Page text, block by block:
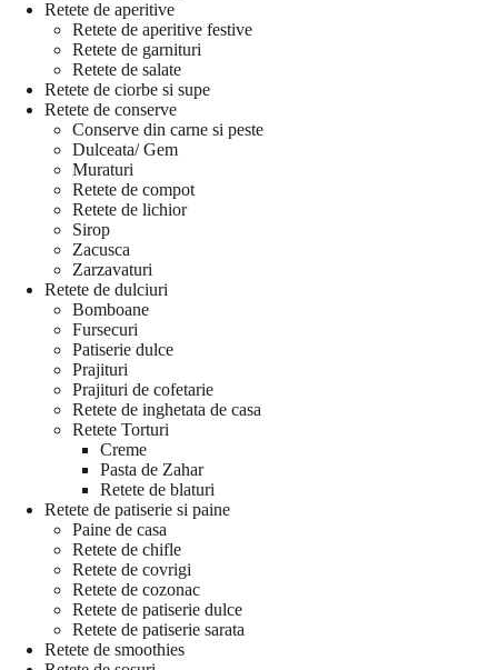
Retete de aperitive
Retete de aperitive festive
Retete de garnituri
Retete de salate
Retete de ciorbe si supe
Retete de conserve
Conserve din carne si peste
Dulceata/ Gem
Muraturi
Retete de compot
Retete de lichior
Sirop
Zacusca
Zarzavaturi
Retete de dulciuri
Bomboane
Fursecuri
Patiserie dulce
Prajituri
Prajituri de cofetarie
Retete de inghetata de casa
Retete Torturi
Creme
Pasta de Zahar
Retete de blaturi
Retete de patiserie si paine
Paine de casa
Retete de chifle
Retete de covrigi
Retete de cozonac
Retete de patiserie dulce
Retete de patiserie sarata
Retete de smoothies